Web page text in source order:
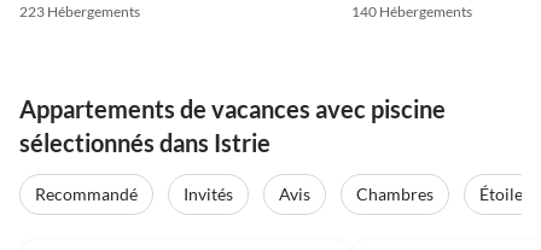
223 Hébergements 140 Hébergements
Appartements de vacances avec piscine
sélectionnés dans Istrie
Recommandé Invités Avis Chambres Étoiles
Meilleure